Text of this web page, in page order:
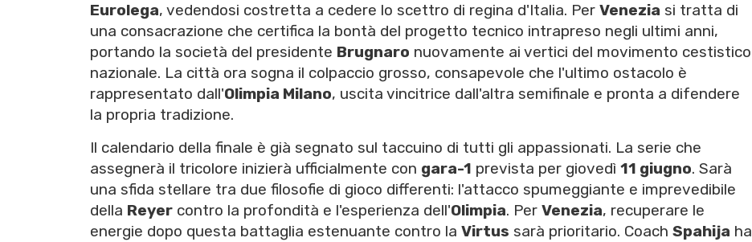
Eurolega, vedendosi costretta a cedere lo scettro di regina d'Italia. Per Venezia si tratta di
una consacrazione che certifica la bontà del progetto tecnico intrapreso negli ultimi anni,
portando la società del presidente Brugnaro nuovamente ai vertici del movimento cestistico
nazionale. La città ora sogna il colpaccio grosso, consapevole che l'ultimo ostacolo è
rappresentato dall'Olimpia Milano, uscita vincitrice dall'altra semifinale e pronta a difendere
la propria tradizione.
Il calendario della finale è già segnato sul taccuino di tutti gli appassionati. La serie che
assegnerà il tricolore inizierà ufficialmente con gara-1 prevista per giovedì 11 giugno. Sarà
una sfida stellare tra due filosofie di gioco differenti: l'attacco spumeggiante e imprevedibile
della Reyer contro la profondità e l'esperienza dell'Olimpia. Per Venezia, recuperare le
energie dopo questa battaglia estenuante contro la Virtus sarà prioritario. Coach Spahija ha